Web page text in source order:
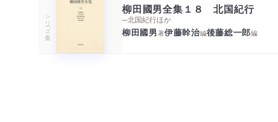
シリーズ・全集
柳田國男全集１８ 北国紀行
─北国紀行ほか
柳田國男著伊藤幹治編後藤総一郎編